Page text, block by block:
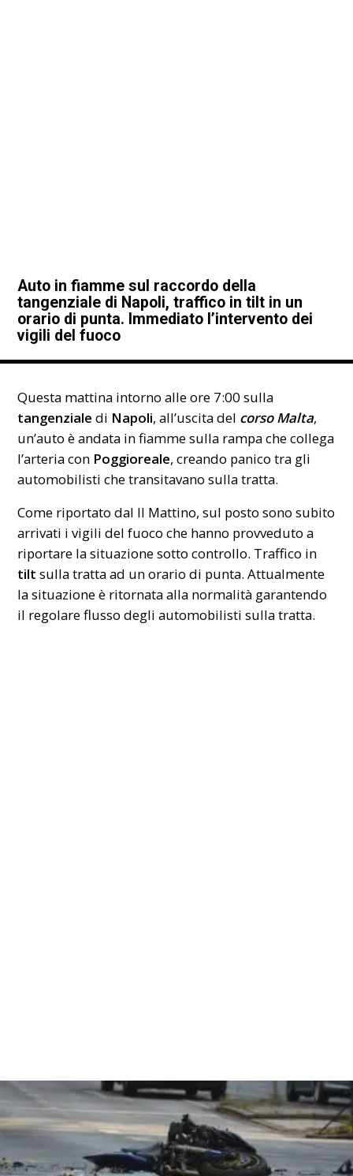
Auto in fiamme sul raccordo della
tangenziale di Napoli, traffico in tilt in un
orario di punta. Immediato l’intervento dei
vigili del fuoco
Questa mattina intorno alle ore 7:00 sulla
tangenziale di Napoli, all’uscita del corso Malta,
un’auto è andata in fiamme sulla rampa che collega
l’arteria con Poggioreale, creando panico tra gli
automobilisti che transitavano sulla tratta.
Come riportato dal Il Mattino, sul posto sono subito
arrivati ivigili del fuoco che hanno provveduto a
riportare la situazione sotto controllo. Traffico in
tilt sulla tratta ad un orario di punta. Attualmente
la situazione è ritornata alla normalità garantendo
il regolare flusso degli automobilisti sulla tratta.